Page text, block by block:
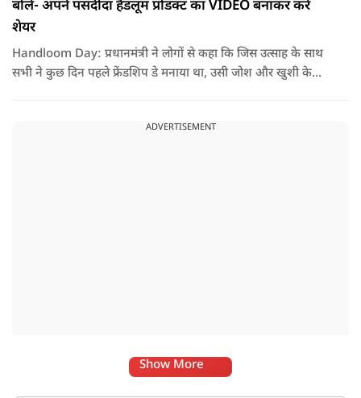
बोले- अपने पसंदीदा हैंडलूम प्रोडक्ट का VIDEO बनाकर करें
शेयर
Handloom Day: प्रधानमंत्री ने लोगों से कहा कि जिस उत्साह के साथ
सभी ने कुछ दिन पहले फ्रेंडशिप डे मनाया था, उसी जोश और खुशी के
ADVERTISEMENT
Show More